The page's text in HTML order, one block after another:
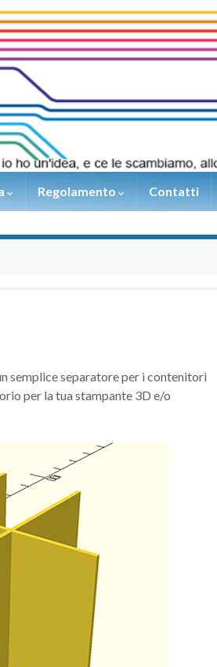
Regolamento Contatti
semplice separatore per i contenitori
per la tua stampante 3D e/o